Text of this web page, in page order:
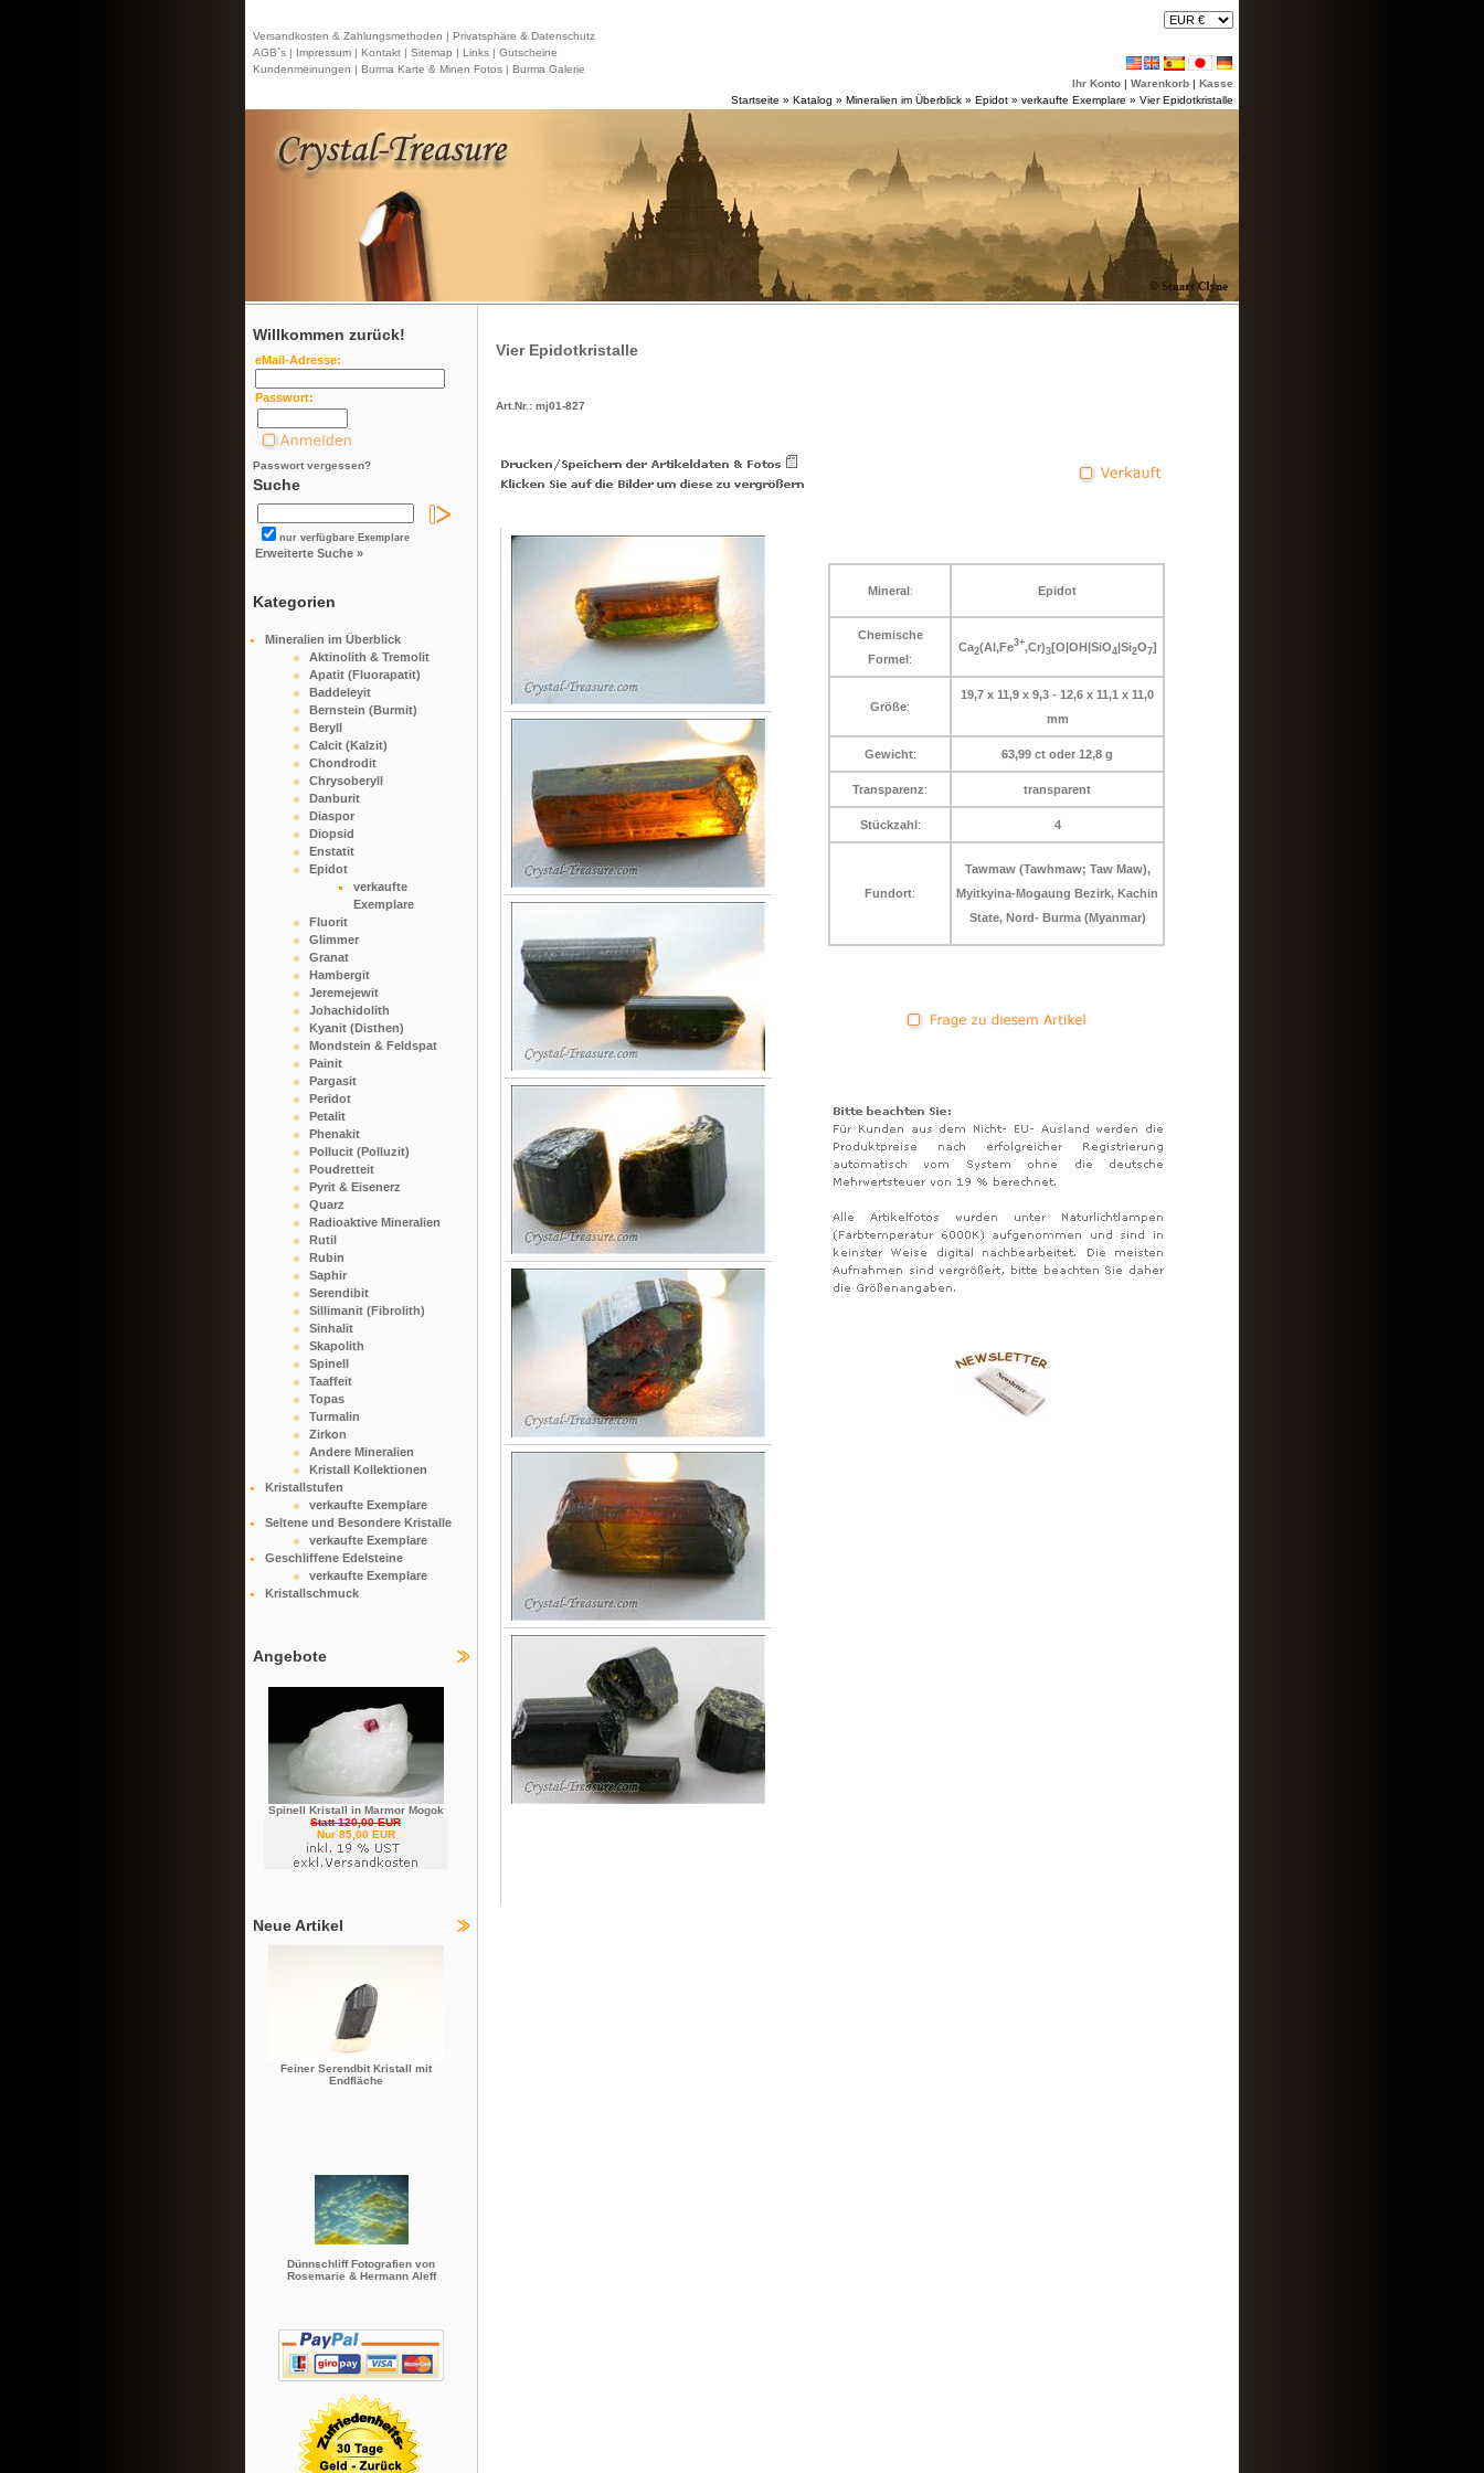
Versandkosten & Zahlungsmethoden | Privatsphäre & Datenschutz
AGB`s | Impressum | Kontakt | Sitemap | Links | Gutscheine
Kundenmeinungen | Burma Karte & Minen Fotos | Burma Galerie
Ihr Konto | Warenkorb | Kasse
Startseite » Katalog » Mineralien im Überblick » Epidot » verkaufte Exemplare » Vier Epidotkristalle
Willkommen zurück!
eMail-Adresse:
Passwort:
Passwort vergessen?
Suche
nur verfügbare Exemplare
Erweiterte Suche »
Kategorien
Mineralien im Überblick
Aktinolith & Tremolit
Apatit (Fluorapatit)
Baddeleyit
Bernstein (Burmit)
Beryll
Calcit (Kalzit)
Chondrodit
Chrysoberyll
Danburit
Diaspor
Diopsid
Enstatit
Epidot
verkaufte
Exemplare
Fluorit
Glimmer
Granat
Hambergit
Jeremejewit
Johachidolith
Kyanit (Disthen)
Mondstein & Feldspat
Painit
Pargasit
Peridot
Petalit
Phenakit
Pollucit (Polluzit)
Poudretteit
Pyrit & Eisenerz
Quarz
Radioaktive Mineralien
Rutil
Rubin
Saphir
Serendibit
Sillimanit (Fibrolith)
Sinhalit
Skapolith
Spinell
Taaffeit
Topas
Turmalin
Zirkon
Andere Mineralien
Kristall Kollektionen
Kristallstufen
verkaufte Exemplare
Seltene und Besondere Kristalle
verkaufte Exemplare
Geschliffene Edelsteine
verkaufte Exemplare
Kristallschmuck
Angebote
Spinell Kristall in Marmor Mogok
Statt 120,00 EUR
Nur 85,00 EUR
Neue Artikel
Feiner Serendbit Kristall mit
Endfläche
Dünnschliff Fotografien von
Rosemarie & Hermann Aleff
Vier Epidotkristalle
Art.Nr.: mj01-827
Mineral: Epidot
Chemische
Formel:
Ca2(Al,Fe3+,Cr)3[O|OH|SiO4|Si2O7]
Größe:
19,7 x 11,9 x 9,3 - 12,6 x 11,1 x 11,0
mm
Gewicht: 63,99 ct oder 12,8 g
Transparenz: transparent
Stückzahl: 4
Fundort:
Tawmaw (Tawhmaw; Taw Maw),
Myitkyina-Mogaung Bezirk, Kachin
State, Nord- Burma (Myanmar)